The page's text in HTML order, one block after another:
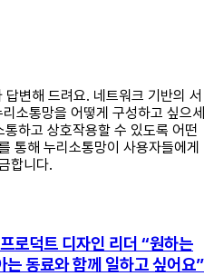
답변해 드려요. 네트워크 기반의 서
소통망을 어떻게 구성하고 싶으세
하고 상호작용할 수 있도록 어떤
통해 누리소통망이 사용자들에게
합니다.
로덕트 디자인 리더 “원하는
동료와 함께 일하고 싶어요”